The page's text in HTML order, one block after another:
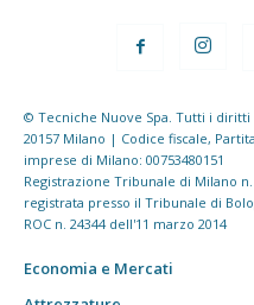
© Tecniche Nuove Spa. Tutti i diritti
20157 Milano | Codice fiscale,
imprese di Milano: 00753480151
Registrazione Tribunale di Milano
registrata presso il Tribunale di
ROC n. 24344 dell'11 marzo 2014
Economia e Mercati